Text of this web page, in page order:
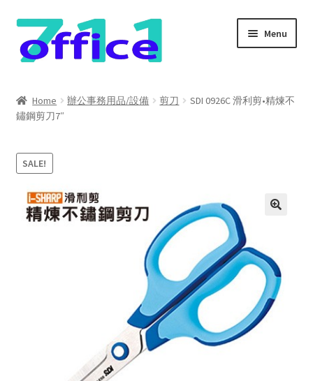
Skip
to
navigation
Skip
to
content
Menu
我的帳號
結帳
聯絡我們
Home 辦公事務用品/設備 剪刀
SDI 0926C 滑利剪•精煉不
鏽鋼剪刀7″
SALE!